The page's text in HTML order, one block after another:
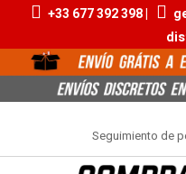
+33 677 392 398 |
Seguimiento de